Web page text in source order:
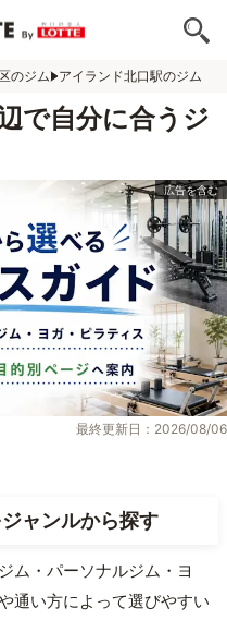
のジム アイランド北口駅のジム
で自分に合うジ
最終更新日：2026/08/06
ャンルから探す
ム・パーソナルジム・ヨ
通い方によって選びやすい